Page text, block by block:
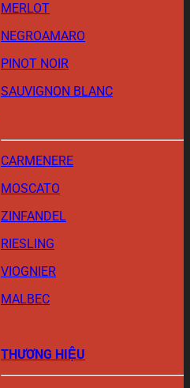
MERLOT
NEGROAMARO
PINOT NOIR
SAUVIGNON BLANC
CARMENERE
MOSCATO
ZINFANDEL
RIESLING
VIOGNIER
MALBEC
THƯƠNG HIỆU